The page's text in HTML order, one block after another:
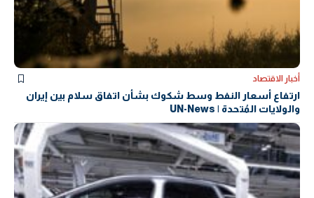
أخبار الاقتصاد
ارتفاع أسعار النفط وسط شكوك بشأن اتفاق سلام بين إيران
والولايات المُتحدة | UN-News